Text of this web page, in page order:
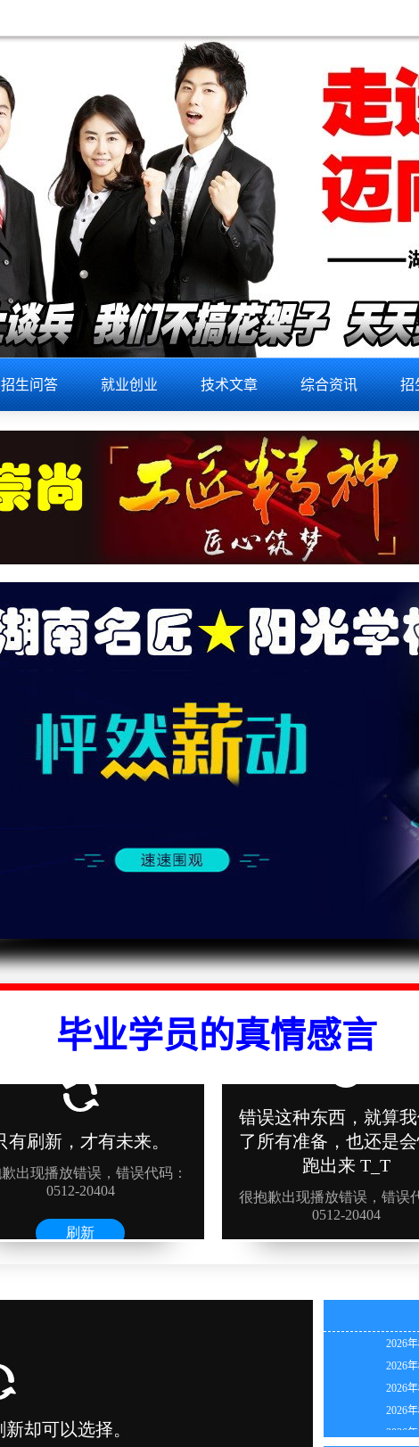
招生问答 就业创业 技术文章 综合资讯 招
毕业学员的真情感言
2026
2026
2026
2026
祝贺